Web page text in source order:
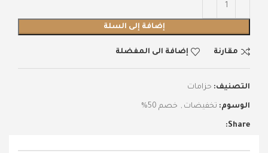
إضافة إلى السلة
مقارنة إضافة الى المفضلة
التصنيف: حزامات
الوسوم: تخفيضات , خصم 50%
Share: